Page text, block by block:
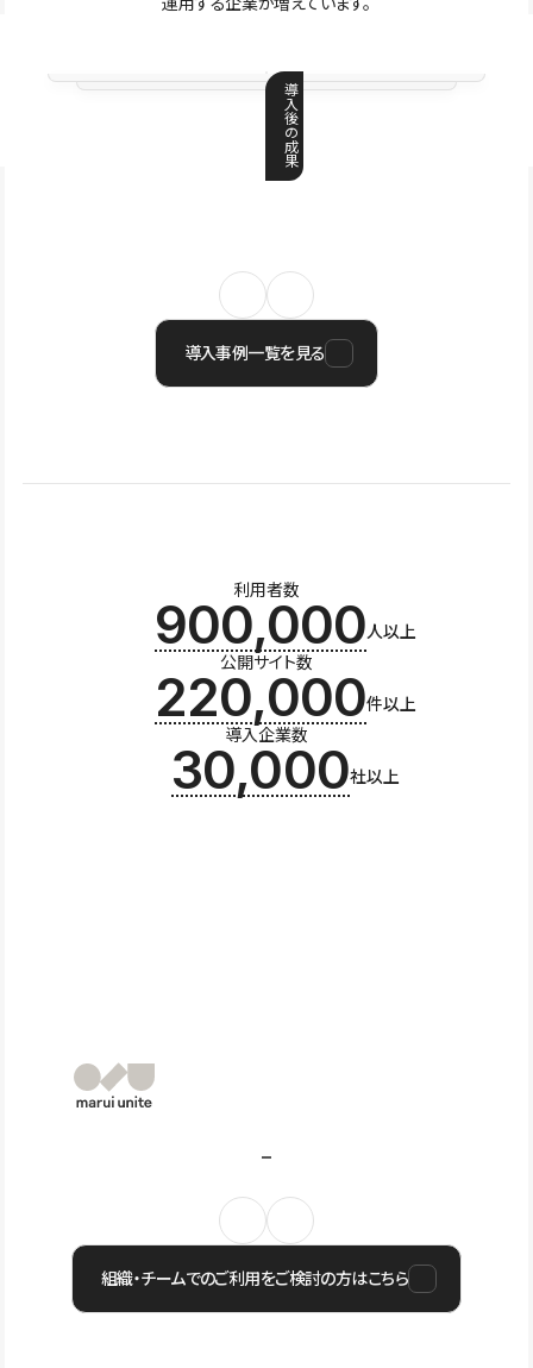
導
入
後
の
成
果
導入事例一覧を見る
利用者数
900,000人以上
公開サイト数
220,000件以上
導入企業数
30,000社以上
組織・チームでのご利用をご検討の方はこちら